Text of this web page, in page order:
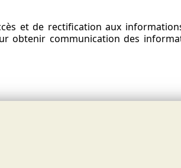
et de rectification aux
obtenir communication des